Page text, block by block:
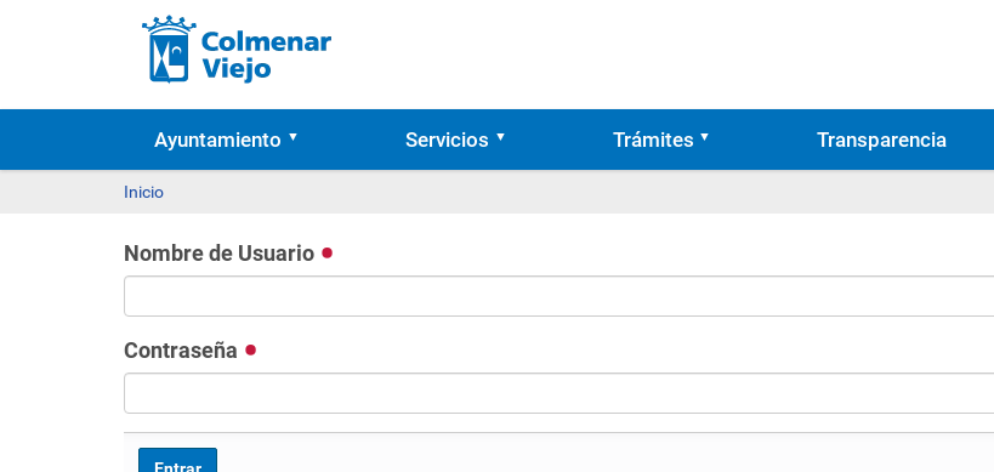
Ayuntamiento Servicios Trámites Transparencia
Inicio
Nombre de Usuario
Contraseña